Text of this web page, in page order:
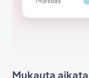
Mukauta